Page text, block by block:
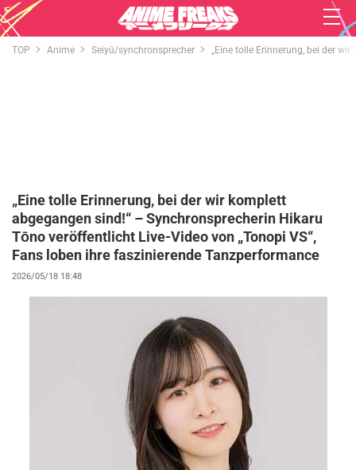
TOP Anime Seiyū/synchronsprecher „Eine tolle Erinnerung, bei der
„Eine tolle Erinnerung, bei der wir komplett
abgegangen sind!“ – Synchronsprecherin Hikaru
Tōno veröffentlicht Live-Video von „Tonopi VS“,
Fans loben ihre faszinierende Tanzperformance
2026/05/18 18:48